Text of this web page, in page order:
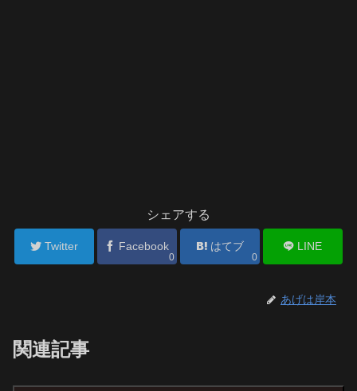
シェアする
Twitter Facebook
0
はてブ
0
LINE
あげは岸本
関連記事